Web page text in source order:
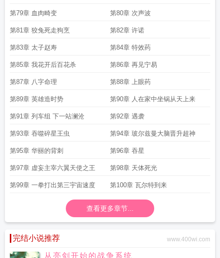
第79章 血肉畸变 第80章 次声波
第81章 狡兔死走狗烹 第82章 许诺
第83章 太子赵寿 第84章 特效药
第85章 我花开后百花杀 第86章 再见宁易
第87章 八字命理 第88章 上眼药
第89章 英雄造时势 第90章 人在家中坐锅从天上来
第91章 列车组 下一站澜沧 第92章 遇袭
第93章 吞噬碎星王虫 第94章 玻尔兹曼大脑晋升超神
第95章 华丽的背刺 第96章 吞星
第97章 虚妄主宰六翼天使之王 第98章 天体死光
第99章 一拳打出第三宇宙速度 第100章 瓦尔特到来
查看更多章节...
完结小说推荐 www.400wi.com
从亮剑开始的战争系统